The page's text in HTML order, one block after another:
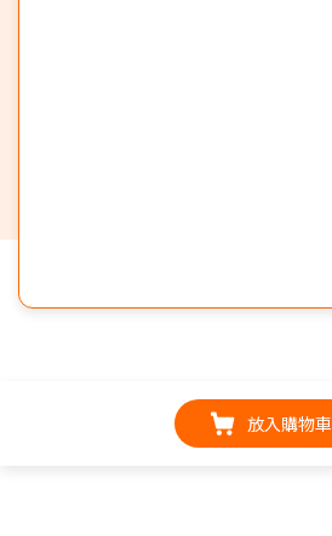
放入購物車